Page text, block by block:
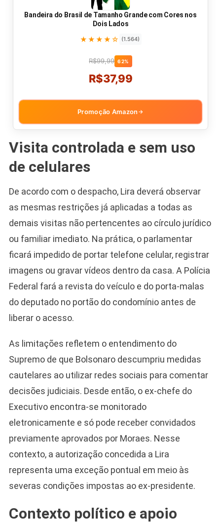
Bandeira do Brasil de Tamanho Grande com Cores nos
Dois Lados
★★★★☆ (1.564)
R$99,99 62%
R$37,99
Promoção Amazon →
Visita controlada e sem uso
de celulares
De acordo com o despacho, Lira deverá observar
as mesmas restrições já aplicadas a todas as
demais visitas não pertencentes ao círculo jurídico
ou familiar imediato. Na prática, o parlamentar
ficará impedido de portar telefone celular, registrar
imagens ou gravar vídeos dentro da casa. A Polícia
Federal fará a revista do veículo e do porta-malas
do deputado no portão do condomínio antes de
liberar o acesso.
As limitações refletem o entendimento do
Supremo de que Bolsonaro descumpriu medidas
cautelares ao utilizar redes sociais para comentar
decisões judiciais. Desde então, o ex-chefe do
Executivo encontra-se monitorado
eletronicamente e só pode receber convidados
previamente aprovados por Moraes. Nesse
contexto, a autorização concedida a Lira
representa uma exceção pontual em meio às
severas condições impostas ao ex-presidente.
Contexto político e apoio